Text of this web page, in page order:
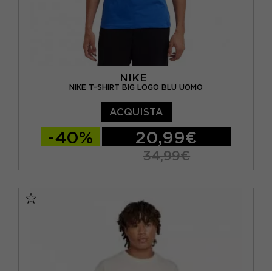
NIKE
NIKE T-SHIRT BIG LOGO BLU UOMO
ACQUISTA
-40% 20,99€
34,99€